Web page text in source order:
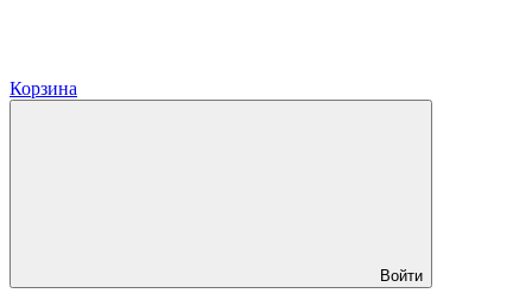
Корзина
Войти